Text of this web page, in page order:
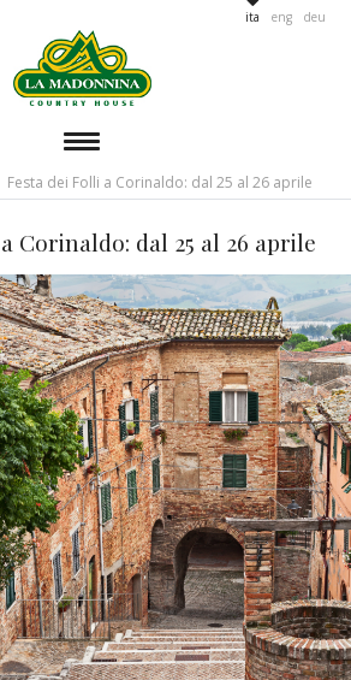
ita eng deu
MENU
Festa dei Folli a Corinaldo: dal 25 al 26 aprile
Corinaldo: dal 25 al 26 aprile